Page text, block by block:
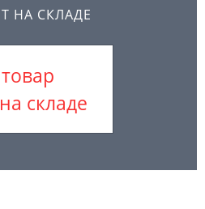
НА СКЛАДЕ
складе